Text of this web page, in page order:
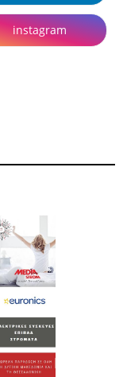
instagram